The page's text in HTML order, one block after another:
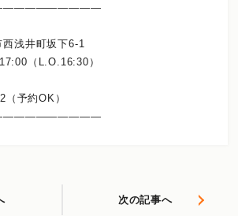
浅井町坂下6-1
（L.O.16:30）
予約OK）
次の記事へ